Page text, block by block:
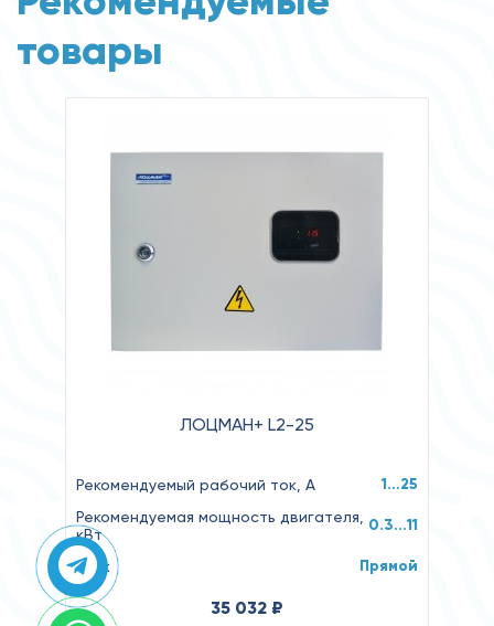
товары
ЛОЦМАН+ L2-25
Рекомендуемый рабочий ток, А 1…25
Рекомендуемая мощность двигателя,
кВт
0.3...11
Пуск Прямой
35 032 ₽